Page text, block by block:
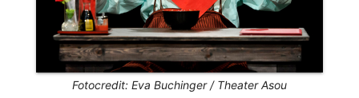
Fotocredit: Eva Buchinger / Theater Asou